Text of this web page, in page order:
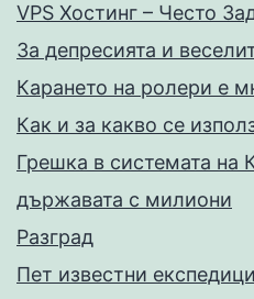
VPS Хостинг – Често
За депресията и
Карането на ролери е
Как и за какво се
Грешка в системата на
държавата с милиони
Разград
Пет известни